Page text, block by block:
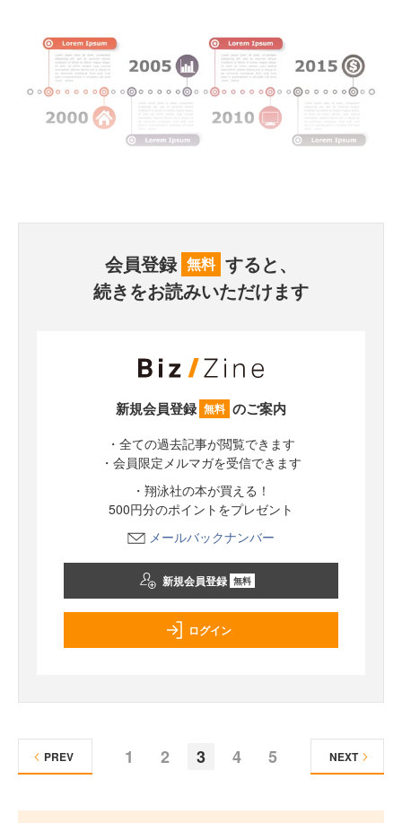
会員登録 無料 すると、
続きをお読みいただけます
新規会員登録 無料 のご案内
・全ての過去記事が閲覧できます
・会員限定メルマガを受信できます
・翔泳社の本が買える！
500円分のポイントをプレゼント
メールバックナンバー
新規会員登録 無料
ログイン
1 2 3 4 5
PREV NEXT